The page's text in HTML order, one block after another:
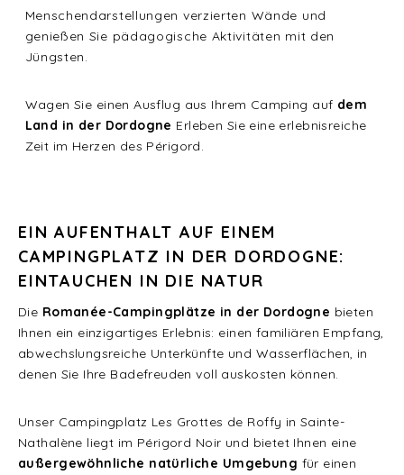
Menschendarstellungen verzierten Wände und
genießen Sie pädagogische Aktivitäten mit den
Jüngsten.
Wagen Sie einen Ausflug aus Ihrem Camping auf dem
Land in der Dordogne Erleben Sie eine erlebnisreiche
Zeit im Herzen des Périgord.
EIN AUFENTHALT AUF EINEM
CAMPINGPLATZ IN DER DORDOGNE:
EINTAUCHEN IN DIE NATUR
Die Romanée-Campingplätze in der Dordogne bieten
Ihnen ein einzigartiges Erlebnis: einen familiären Empfang,
abwechslungsreiche Unterkünfte und Wasserflächen, in
denen Sie Ihre Badefreuden voll auskosten können.
Unser Campingplatz Les Grottes de Roffy in Sainte-
Nathalène liegt im Périgord Noir und bietet Ihnen eine
außergewöhnliche natürliche Umgebung für einen